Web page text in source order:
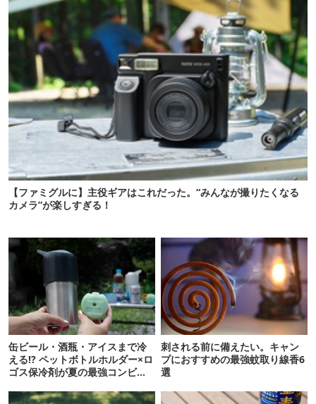
【ファミグルに】主役ギアはこれだった。“みんなが撮りたくなる
カメラ”が楽しすぎる！
缶ビール・酒瓶・アイスまで冷
える!? ペットボトルホルダー×ロ
ゴス保冷剤が夏の最強コンビだ
刺される前に備えたい。キャン
プにおすすめの最強蚊取り線香6
選